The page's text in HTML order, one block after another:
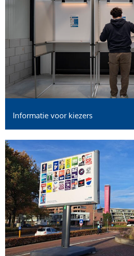
Informatie voor kiezers